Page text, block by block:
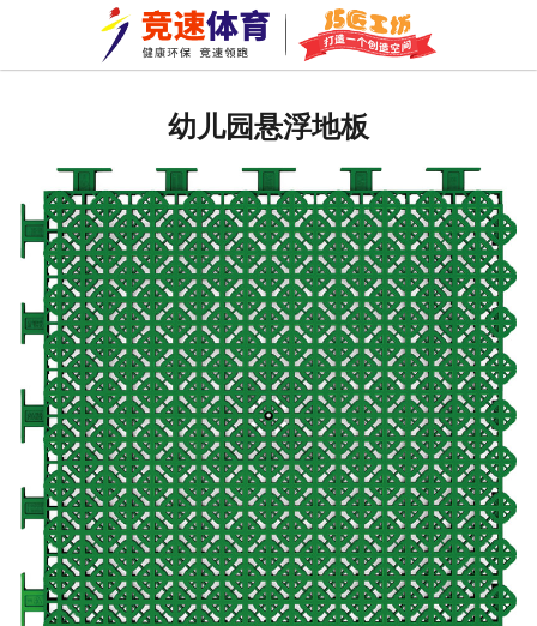
网站首页
常见问题
幼儿园悬浮地板